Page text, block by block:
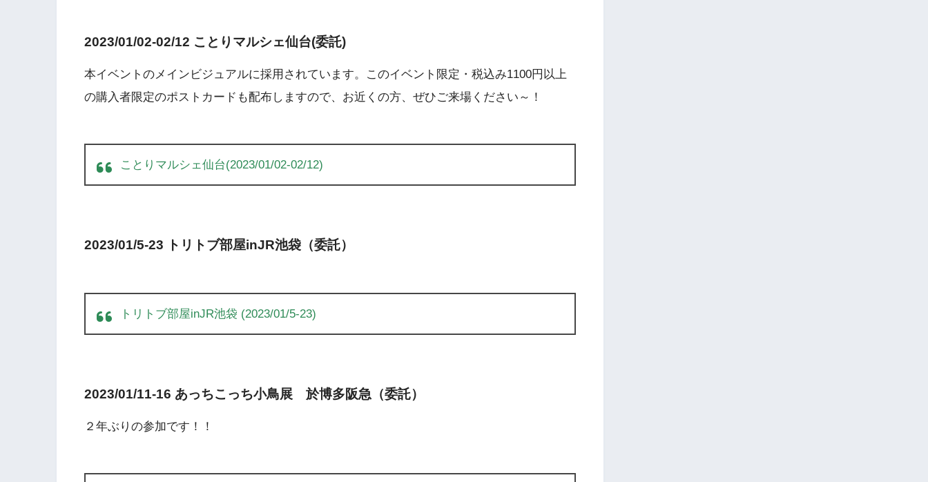
2023/01/02-02/12 ことりマルシェ仙台(委託)
本イベントのメインビジュアルに採用されています。このイベント限定・税込み1100円以上
の購入者限定のポストカードも配布しますので、お近くの方、ぜひご来場ください～！
ことりマルシェ仙台(2023/01/02-02/12)
2023/01/5-23 トリトブ部屋inJR池袋（委託）
トリトブ部屋inJR池袋 (2023/01/5-23)
2023/01/11-16 あっちこっち小鳥展 於博多阪急（委託）
２年ぶりの参加です！！